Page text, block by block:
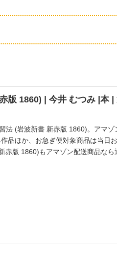
版 1860) | 今井 むつみ |本 |
法 (岩波新書 新赤版 1860)。アマゾ
品ほか、お急ぎ便対象商品は当日
赤版 1860)もアマゾン配送商品なら